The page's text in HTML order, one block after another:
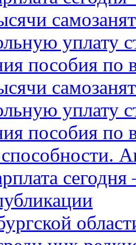
уплату
пособия по
уплату
пособия по